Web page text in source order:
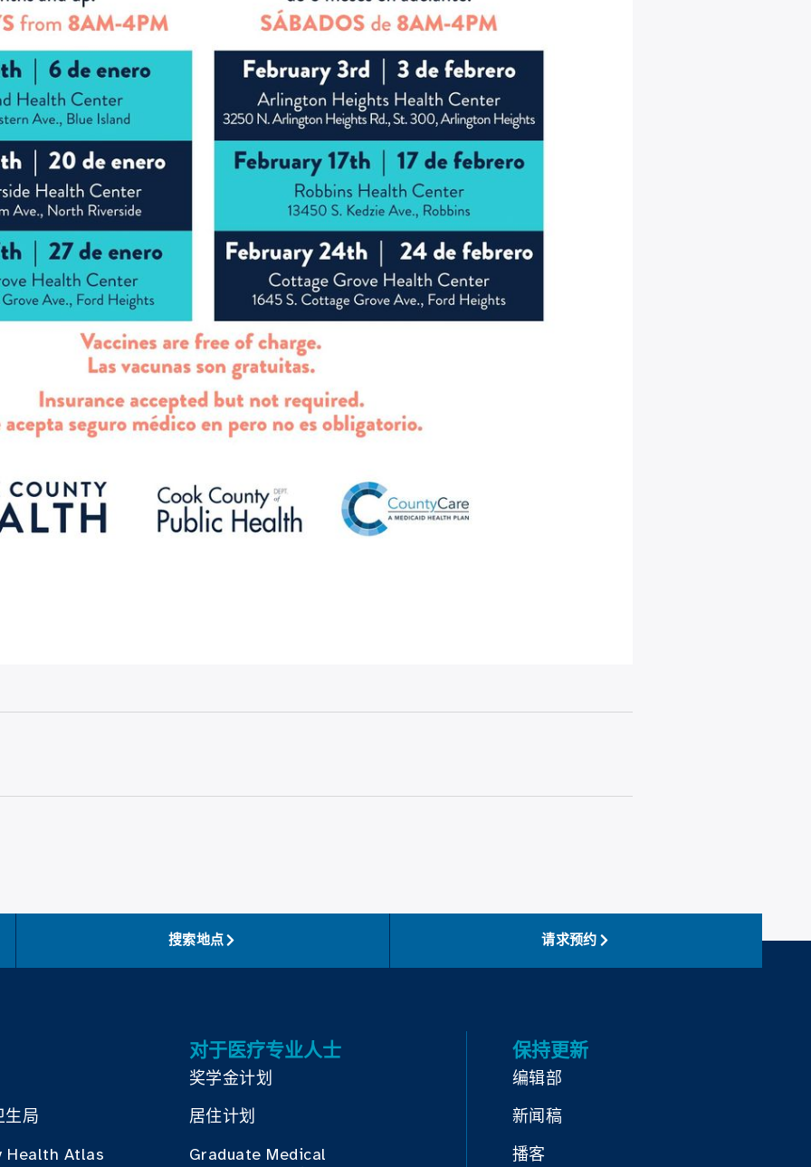
搜索地点 请求预约
生局
Health Atlas
对于医疗专业人士
奖学金计划
居住计划
Graduate Medical
保持更新
编辑部
新闻稿
播客